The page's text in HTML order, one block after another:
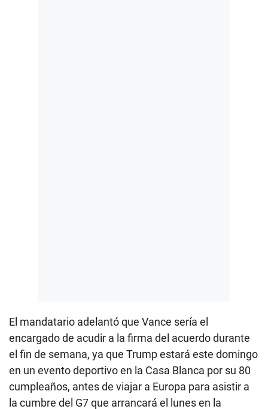
El mandatario adelantó que Vance sería el
encargado de acudir a la firma del acuerdo durante
el fin de semana, ya que Trump estará este domingo
en un evento deportivo en la Casa Blanca por su 80
cumpleaños, antes de viajar a Europa para asistir a
la cumbre del G7 que arrancará el lunes en la